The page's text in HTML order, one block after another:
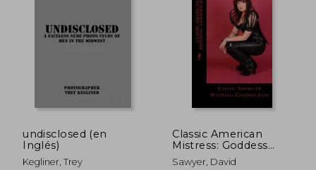
undisclosed (en
Inglés)
Kegliner, Trey
Classic American
Mistress: Goddess
Jude (en Inglés)
Sawyer, David